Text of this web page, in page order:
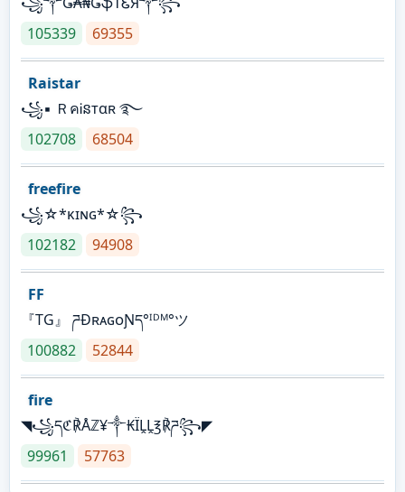
105339
69355
Raistar
꧁▪ ＲคᎥនтαʀ ࿐
102708
68504
freefire
꧁☆*κɪɴɢ*☆꧂
102182
94908
FF
『TG』 ཌĐʀᴀɢᴏƝད°ᴵᴰᴹ°ツ
100882
52844
fire
◥꧁དℭ℟Åℤ¥༒₭ÏḼḼ℥℟ཌ꧂◤
99961
57763